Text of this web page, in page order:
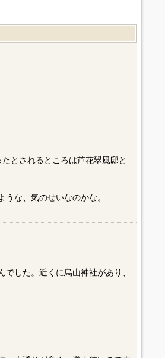
とされるところは芦花翠風邸と
な、気のせいなのかな。
した。近くに烏山神社があり、